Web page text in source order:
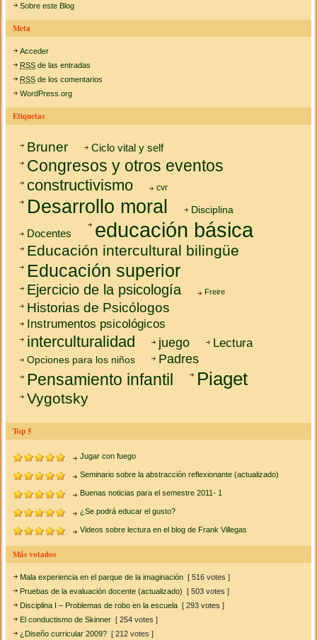
Sobre este Blog
Meta
Acceder
RSS de las entradas
RSS de los comentarios
WordPress.org
Etiquetas
Bruner Ciclo vital y self
Congresos y otros eventos
constructivismo cvr
Desarrollo moral Disciplina
Docentes educación básica
Educación intercultural bilingüe
Educación superior
Ejercicio de la psicología Freire
Historias de Psicólogos
Instrumentos psicológicos
interculturalidad juego Lectura
Opciones para los niños Padres
Pensamiento infantil Piaget
Vygotsky
Top 5
Jugar con fuego
Seminario sobre la abstracción reflexionante (actualizado)
Buenas noticias para el semestre 2011- 1
¿Se podrá educar el gusto?
Videos sobre lectura en el blog de Frank Villegas
Más votados
Mala experiencia en el parque de la imaginación [ 516 votes ]
Pruebas de la evaluación docente (actualizado) [ 503 votes ]
Disciplina I – Problemas de robo en la escuela [ 293 votes ]
El conductismo de Skinner [ 254 votes ]
¿Diseño curricular 2009? [ 212 votes ]